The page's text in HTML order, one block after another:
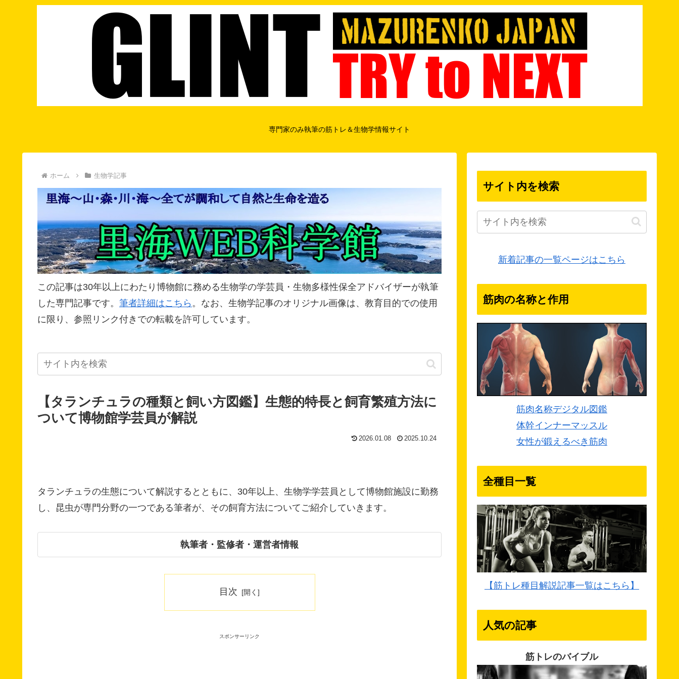
専門家のみ執筆の筋トレ＆生物学情報サイト
ホーム 生物学記事
この記事は30年以上にわたり博物館に務める生物学の学芸員・生物多様性保全アドバイザーが執筆
した専門記事です。 筆者詳細はこちら 。なお、生物学記事のオリジナル画像は、教育目的での使用
に限り、参照リンク付きでの転載を許可しています。
【タランチュラの種類と飼い方図鑑】生態的特長と飼育繁殖方法に
ついて博物館学芸員が解説
2026.01.08 2025.10.24
タランチュラの生態について解説するとともに、30年以上、生物学学芸員として博物館施設に勤務
し、昆虫が専門分野の一つである筆者が、その飼育方法についてご紹介していきます。
執筆者・監修者・運営者情報
目次
スポンサーリンク
サイト内を検索
新着記事の一覧ページはこちら
筋肉の名称と作用
筋肉名称デジタル図鑑
体幹インナーマッスル
女性が鍛えるべき筋肉
全種目一覧
【筋トレ種目解説記事一覧はこちら】
人気の記事
筋トレのバイブル